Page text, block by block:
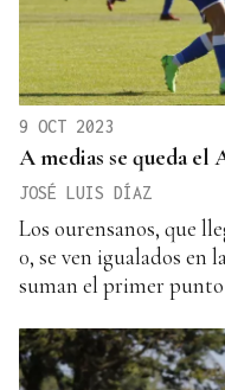
9 OCT 2023
A medias se queda el
JOSÉ LUIS DÍAZ
Los ourensanos, que
0, se ven igualados en
suman el primer